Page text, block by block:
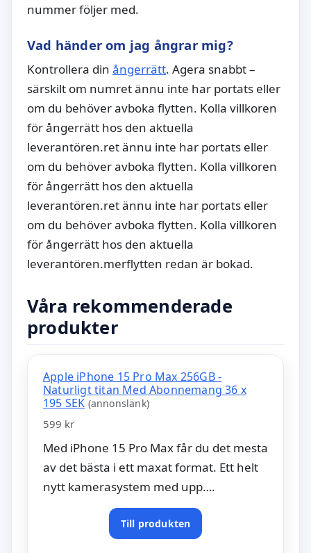
nummer följer med.
Vad händer om jag ångrar mig?
Kontrollera din ångerrätt. Agera snabbt –
särskilt om numret ännu inte har portats eller
om du behöver avboka flytten. Kolla villkoren
för ångerrätt hos den aktuella
leverantören.ret ännu inte har portats eller
om du behöver avboka flytten. Kolla villkoren
för ångerrätt hos den aktuella
leverantören.ret ännu inte har portats eller
om du behöver avboka flytten. Kolla villkoren
för ångerrätt hos den aktuella
leverantören.merflytten redan är bokad.
Våra rekommenderade
produkter
Apple iPhone 15 Pro Max 256GB -
Naturligt titan Med Abonnemang 36 x
195 SEK (annonslänk)
599 kr
Med iPhone 15 Pro Max får du det mesta
av det bästa i ett maxat format. Ett helt
nytt kamerasystem med upp….
Till produkten